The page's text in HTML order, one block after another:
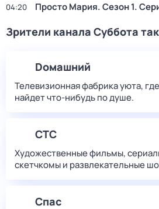
04:20 Просто Мария. Сезон 1.
Зрители канала Суббота
Dомашний
Телевизионная фабрика уюта,
найдет что‑нибудь по душе.
СТС
Художественные фильмы,
скетчкомы и развлекательные
Спас